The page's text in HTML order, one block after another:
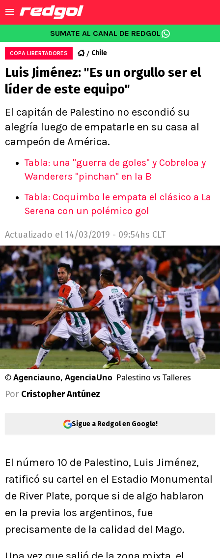
SUMATE AL CANAL DE REDGOL
COPA LIBERTADORES Chile
Luis Jiménez: "Es un orgullo ser el
líder de este equipo"
El capitán de Palestino no escondió su
alegría luego de empatarle en su casa al
campeón de América.
Tabla: una "guerra de goles" y Cobreloa y
Wanderers "pinchan" en la B
Tabla: Coquimbo le empata el clásico a La
Serena con un polémico gol
Actualizado el 14/03/2019 - 09:54hs CLT
©Agenciauno, AgenciaUno Palestino vs Talleres
Por Cristopher Antúnez
Sigue a Redgol en Google!
El número 10 de Palestino, Luis Jiménez,
ratificó su cartel en el Estadio Monumental
de River Plate, porque si de algo hablaron
en la previa los argentinos, fue
precisamente de la calidad del Mago.